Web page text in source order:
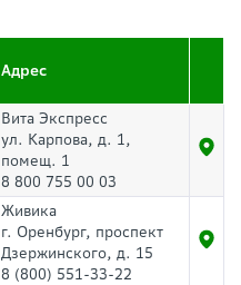
Адрес
Вита Экспресс
ул. Карпова, д. 1,
помещ. 1
8 800 755 00 03
Живика
г. Оренбург, проспект
Дзержинского, д. 15
8 (800) 551-33-22